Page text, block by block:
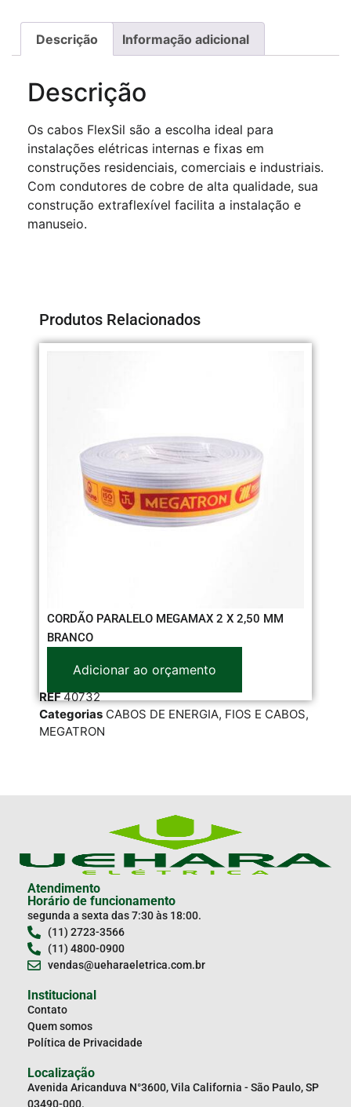
Descrição Informação adicional
Descrição
Os cabos FlexSil são a escolha ideal para
instalações elétricas internas e fixas em
construções residenciais, comerciais e industriais.
Com condutores de cobre de alta qualidade, sua
construção extraflexível facilita a instalação e
manuseio.
Produtos Relacionados
CORDÃO PARALELO MEGAMAX 2 X 2,50 MM
BRANCO
Adicionar ao orçamento
REF40732
Categorias CABOS DE ENERGIA, FIOS E CABOS,
MEGATRON
Atendimento
Horário de funcionamento
segunda a sexta das 7:30 às 18:00.
(11) 2723-3566
(11) 4800-0900
vendas@ueharaeletrica.com.br
Institucional
Contato
Quem somos
Política de Privacidade
Localização
Avenida Aricanduva N°3600, Vila California - São Paulo, SP
03490-000.